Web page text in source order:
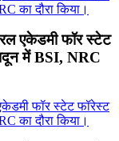
एकेडमी फॉर स्टेट
में BSI, NRC